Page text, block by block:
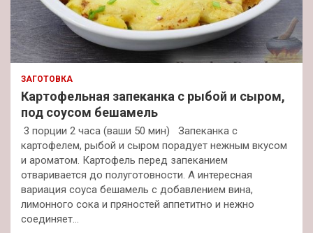
ЗАГОТОВКА
Картофельная запеканка с рыбой и сыром,
под соусом бешамель
3 порции 2 часа (ваши 50 мин) Запеканка с
картофелем, рыбой и сыром порадует нежным вкусом
и ароматом. Картофель перед запеканием
отваривается до полуготовности. А интересная
вариация соуса бешамель с добавлением вина,
лимонного сока и пряностей аппетитно и нежно
соединяет…